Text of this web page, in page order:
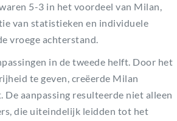
5-3 in het voordeel van Milan,
van statistieken en individuele
vroege achterstand.
in de tweede helft. Door het
te geven, creëerde Milan
aanpassing resulteerde niet alleen
die uiteindelijk leidden tot het